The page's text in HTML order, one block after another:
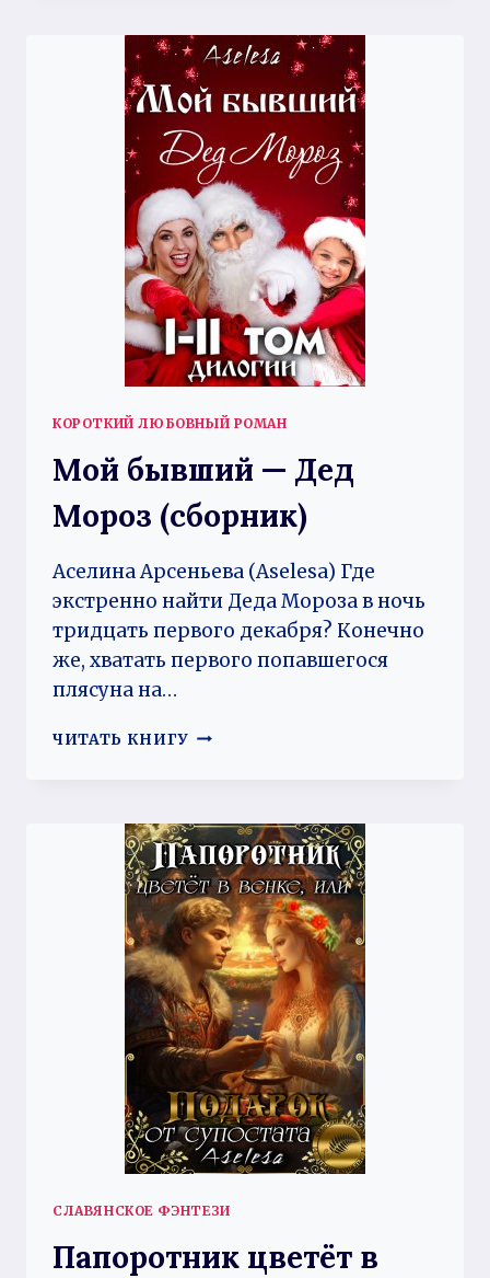
КОРОТКИЙ ЛЮБОВНЫЙ РОМАН
Мой бывший — Дед
Мороз (сборник)
Аселина Арсеньева (Aselesa) Где
экстренно найти Деда Мороза в ночь
тридцать первого декабря? Конечно
же, хватать первого попавшегося
плясуна на…
ЧИТАТЬ КНИГУ МОЙ
МОРОЗ
(СБОРНИК)
СЛАВЯНСКОЕ ФЭНТЕЗИ
Папоротник цветёт в